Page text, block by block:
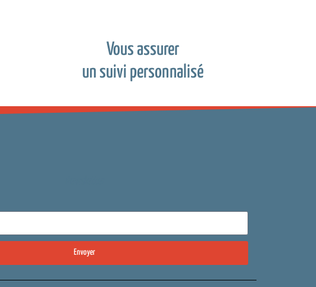
Vous assurer
un suivi personnalisé
Envoyer